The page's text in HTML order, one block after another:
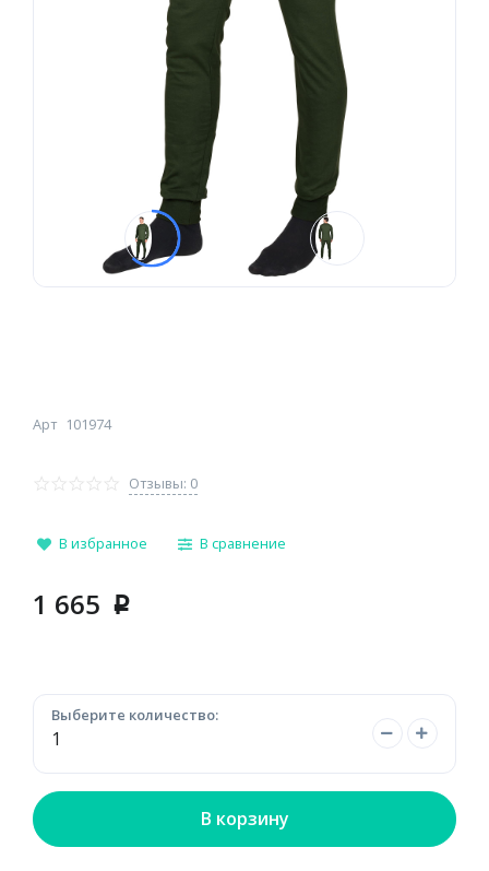
Арт 101974
Отзывы: 0
В избранное В сравнение
1 665 p
Выберите количество:
В корзину